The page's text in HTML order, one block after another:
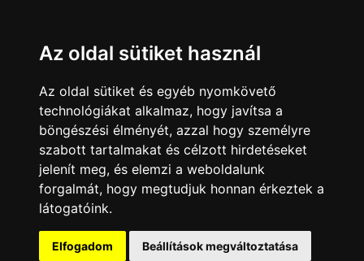
Az oldal sütiket használ
Az oldal sütiket és egyéb nyomkövető
technológiákat alkalmaz, hogy javítsa a
böngészési élményét, azzal hogy személyre
szabott tartalmakat és célzott hirdetéseket
jelenít meg, és elemzi a weboldalunk
forgalmát, hogy megtudjuk honnan érkeztek a
látogatóink.
Elfogadom Beállítások megváltoztatása